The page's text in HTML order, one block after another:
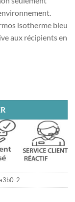
isotherme bleu
aux récipients en
2